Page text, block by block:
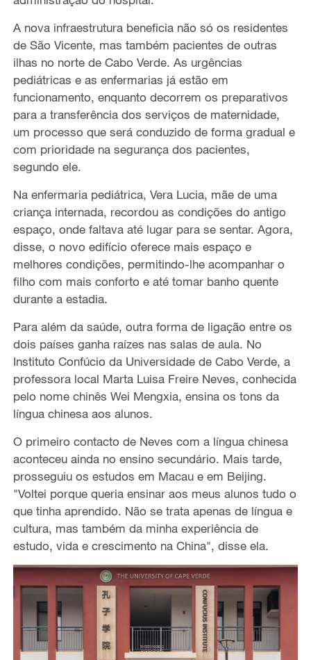
A nova infraestrutura beneficia não só os residentes
de São Vicente, mas também pacientes de outras
ilhas no norte de Cabo Verde. As urgências
pediátricas e as enfermarias já estão em
funcionamento, enquanto decorrem os preparativos
para a transferência dos serviços de maternidade,
um processo que será conduzido de forma gradual e
com prioridade na segurança dos pacientes,
segundo ele.
Na enfermaria pediátrica, Vera Lucia, mãe de uma
criança internada, recordou as condições do antigo
espaço, onde faltava até lugar para se sentar. Agora,
disse, o novo edifício oferece mais espaço e
melhores condições, permitindo-lhe acompanhar o
filho com mais conforto e até tomar banho quente
durante a estadia.
Para além da saúde, outra forma de ligação entre os
dois países ganha raízes nas salas de aula. No
Instituto Confúcio da Universidade de Cabo Verde, a
professora local Marta Luisa Freire Neves, conhecida
pelo nome chinês Wei Mengxia, ensina os tons da
língua chinesa aos alunos.
O primeiro contacto de Neves com a língua chinesa
aconteceu ainda no ensino secundário. Mais tarde,
prosseguiu os estudos em Macau e em Beijing.
"Voltei porque queria ensinar aos meus alunos tudo o
que tinha aprendido. Não se trata apenas de língua e
cultura, mas também da minha experiência de
estudo, vida e crescimento na China", disse ela.